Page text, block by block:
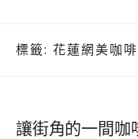
標籤: 花蓮網美咖啡
讓街角的一間咖